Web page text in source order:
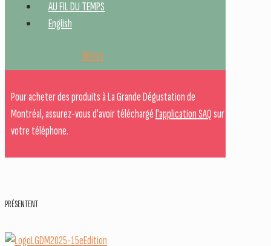
AU FIL DU TEMPS
English
Billets
Pour acheter des produits à La Grande Dégustation de
Montréal, assurez-vous d'avoir téléchargél'application SAQsur
votre téléphone.
PRÉSENTENT